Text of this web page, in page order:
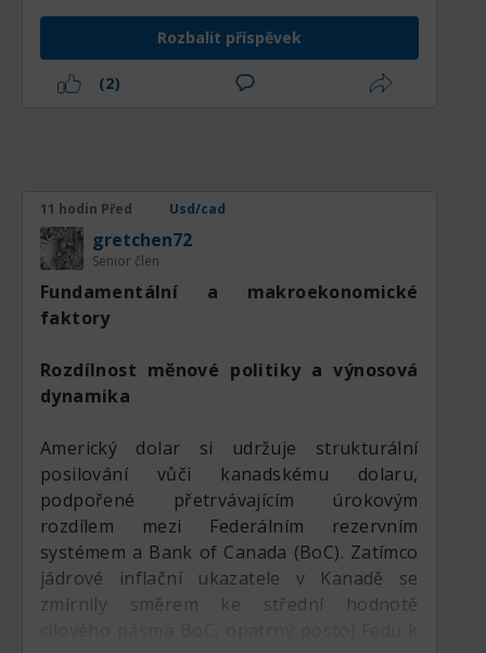
protože cena se obchoduje pod Moving
Average (MA) 100 a MA 200. Kromě toho
pozice MA 100 pod MA 200 ukazuje, že
struktura střednědobého trendu je stále
srovnání s předchozí fází oslabování
slábnout.
V posledních dnech bylo vidět, že cena se
pokusila o zotavení a vystoupala k oblasti
nedokázal pokračovat, protože se objevil
poměrně silný prodejní tlak právě ve chvíli,
rezistence. Odmítnutí od těchto dvou
klouzavých průměrů ukazuje, že účastníci
trhu stále využívají každý růst jako
příležitost k opětovnému prodeji. Taková
cenová reakce je typickým charakteristickým
rysem stále aktivního bearish trendu, kdy
dynamická rezistence nadále omezuje
Rozbalit příspěvek
(2)
11 hodin Před Usd/cad
gretchen72
Senior člen
Fundamentální a makroekonomické
faktory
Rozdílnost měnové politiky a výnosová
dynamika
Americký dolar si udržuje strukturální
posilování vůči kanadskému dolaru,
podpořené přetrvávajícím úrokovým
rozdílem mezi Federálním rezervním
systémem a Bank of Canada (BoC). Zatímco
jádrové inflační ukazatele v Kanadě se
zmírnily směrem ke střední hodnotě